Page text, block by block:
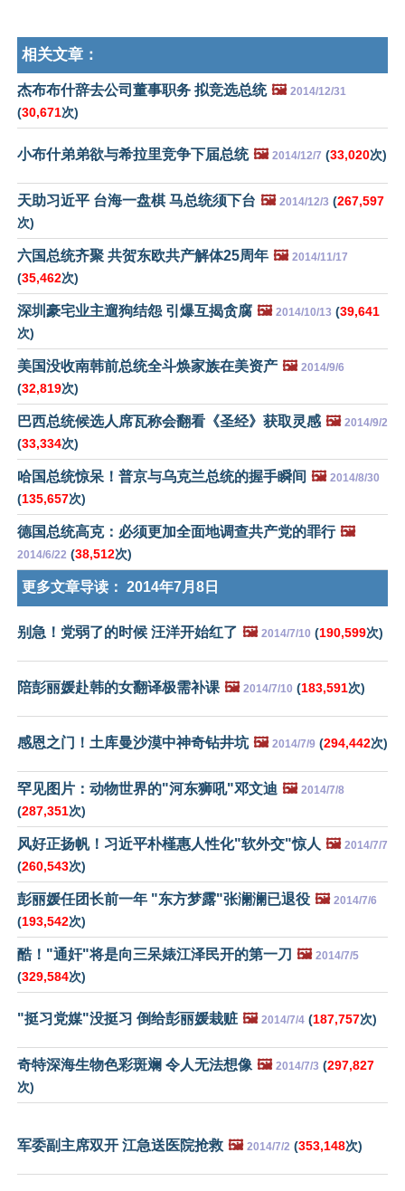
相关文章：
杰布布什辞去公司董事职务 拟竞选总统 🖼️ 2014/12/31
(30,671次)
小布什弟弟欲与希拉里竞争下届总统 🖼️ 2014/12/7 (33,020次)
天助习近平 台海一盘棋 马总统须下台 🖼️ 2014/12/3 (267,597
次)
六国总统齐聚 共贺东欧共产解体25周年 🖼️ 2014/11/17
(35,462次)
深圳豪宅业主遛狗结怨 引爆互揭贪腐 🖼️ 2014/10/13 (39,641
次)
美国没收南韩前总统全斗焕家族在美资产 🖼️ 2014/9/6
(32,819次)
巴西总统候选人席瓦称会翻看《圣经》获取灵感 🖼️ 2014/9/2
(33,334次)
哈国总统惊呆！普京与乌克兰总统的握手瞬间 🖼️ 2014/8/30
(135,657次)
德国总统高克：必须更加全面地调查共产党的罪行 🖼️
2014/6/22 (38,512次)
更多文章导读： 2014年7月8日
别急！党弱了的时候 汪洋开始红了 🖼️ 2014/7/10 (190,599次)
陪彭丽媛赴韩的女翻译极需补课 🖼️ 2014/7/10 (183,591次)
感恩之门！土库曼沙漠中神奇钻井坑 🖼️ 2014/7/9 (294,442次)
罕见图片：动物世界的"河东狮吼"邓文迪 🖼️ 2014/7/8
(287,351次)
风好正扬帆！习近平朴槿惠人性化"软外交"惊人 🖼️ 2014/7/7
(260,543次)
彭丽媛任团长前一年 "东方梦露"张澜澜已退役 🖼️ 2014/7/6
(193,542次)
酷！"通奸"将是向三呆婊江泽民开的第一刀 🖼️ 2014/7/5
(329,584次)
"挺习党媒"没挺习 倒给彭丽媛栽赃 🖼️ 2014/7/4 (187,757次)
奇特深海生物色彩斑斓 令人无法想像 🖼️ 2014/7/3 (297,827
次)
军委副主席双开 江急送医院抢救 🖼️ 2014/7/2 (353,148次)